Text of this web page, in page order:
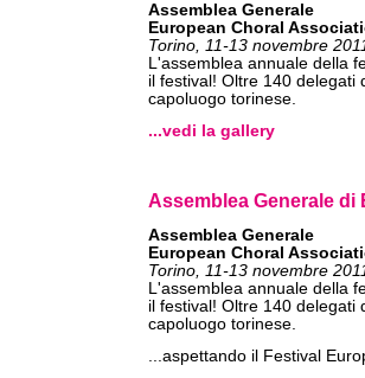
Assemblea Generale
European Choral
Torino, 11-13 novembre
L'assemblea annuale della
il festival! Oltre 140 delegati
capoluogo torinese.
...vedi la gallery
Assemblea Generale di
Assemblea Generale
European Choral
Torino, 11-13 novembre
L'assemblea annuale della
il festival! Oltre 140 delegati
capoluogo torinese.
...aspettando il Festival